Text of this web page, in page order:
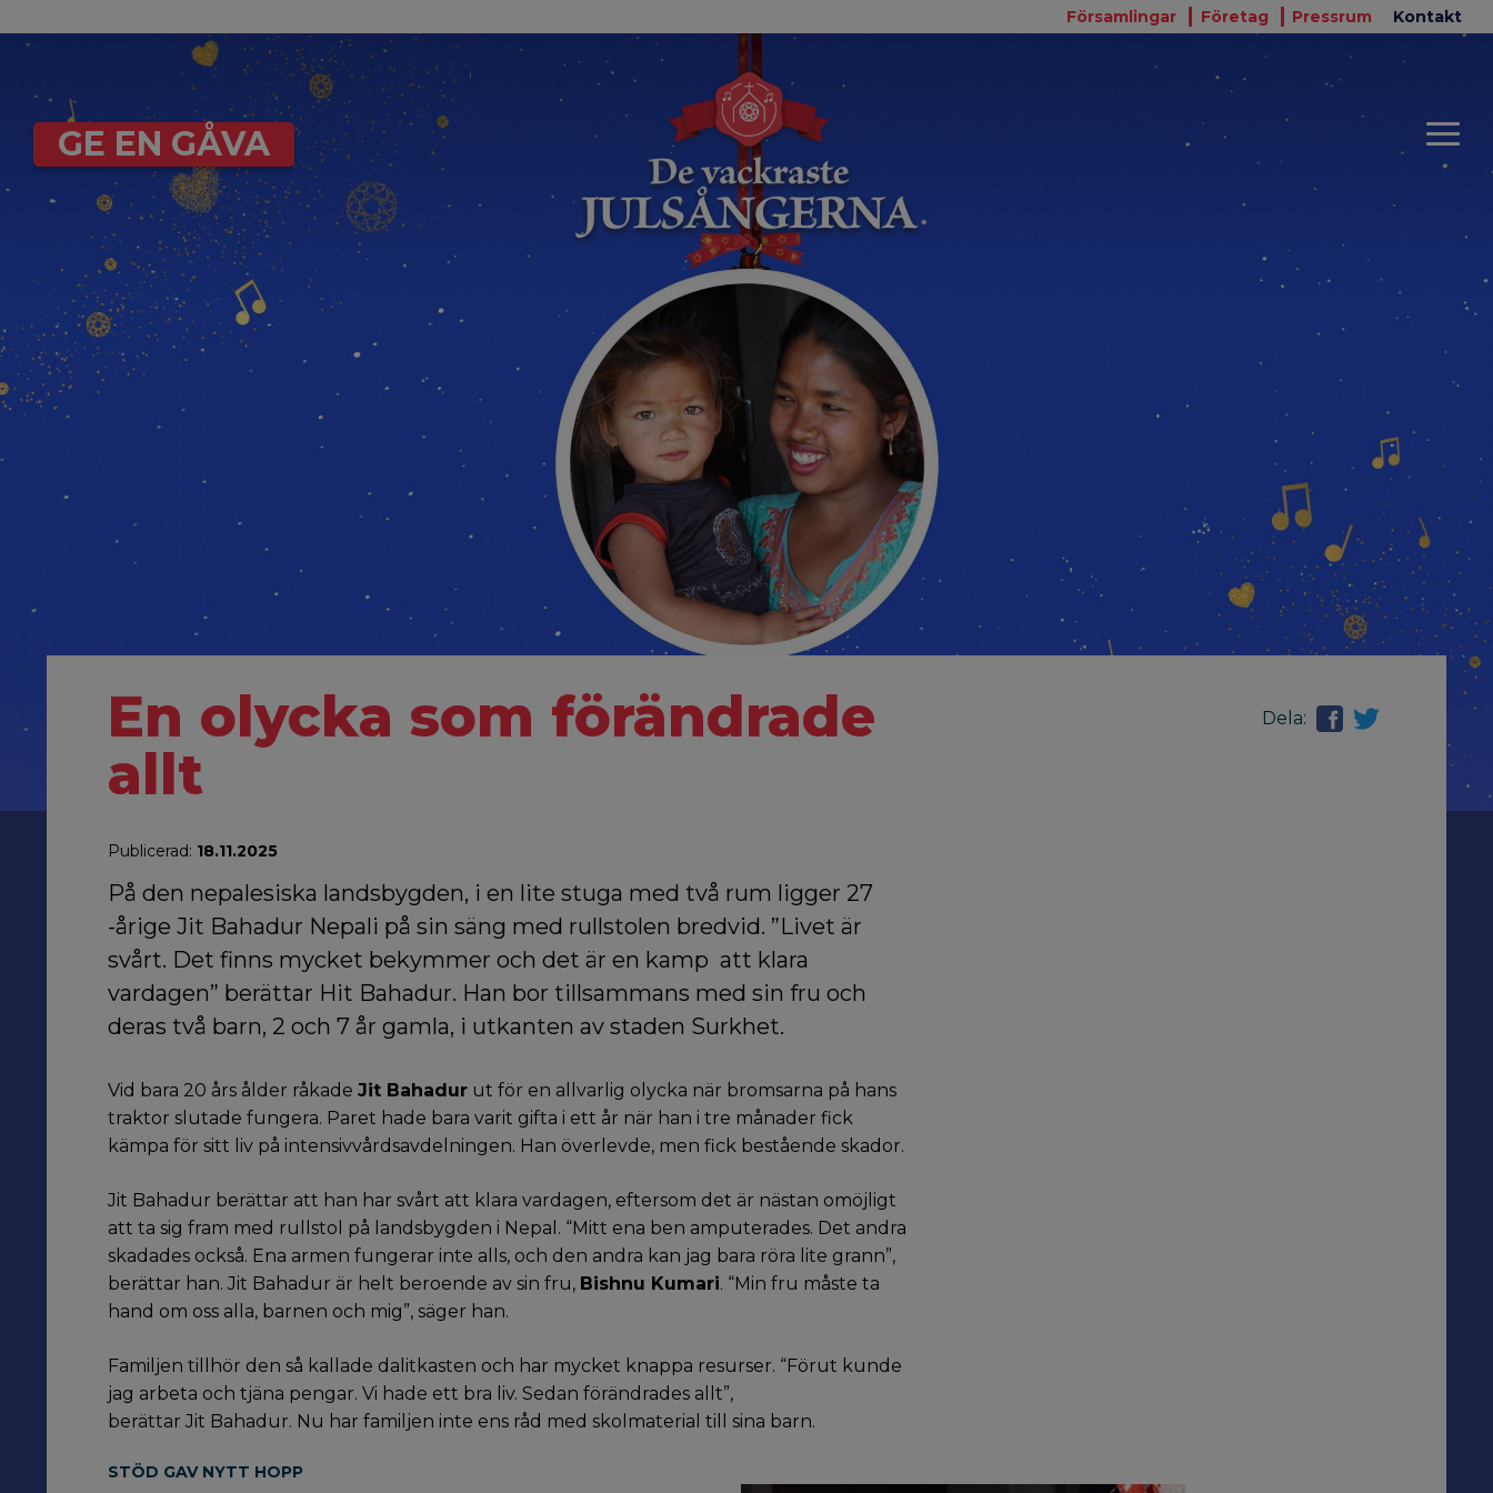
Församlingar Företag Pressrum Kontakt
GE EN GÅVA
En olycka som förändrade
allt
Publicerad: 18.11.2025
Dela:
På den nepalesiska landsbygden, i en lite stuga med två rum ligger 27
-årige Jit Bahadur Nepali på sin säng med rullstolen bredvid. ”Livet är
svårt. Det finns mycket bekymmer och det är en kamp att klara
vardagen” berättar Hit Bahadur. Han bor tillsammans med sin fru och
deras två barn, 2 och 7 år gamla, i utkanten av staden Surkhet.
Vid bara 20 års ålder råkade Jit Bahadur ut för en allvarlig olycka när bromsarna på hans
traktor slutade fungera. Paret hade bara varit gifta i ett år när han i tre månader fick
kämpa för sitt liv på intensivvårdsavdelningen. Han överlevde, men fick bestående skador.
Jit Bahadur berättar att han har svårt att klara vardagen, eftersom det är nästan omöjligt
att ta sig fram med rullstol på landsbygden i Nepal. “Mitt ena ben amputerades. Det andra
skadades också. Ena armen fungerar inte alls, och den andra kan jag bara röra lite grann”,
berättar han. Jit Bahadur är helt beroende av sin fru, Bishnu Kumari. “Min fru måste ta
hand om oss alla, barnen och mig”, säger han.
Familjen tillhör den så kallade dalit­kasten och har mycket knappa resurser. “Förut kunde
jag arbeta och tjäna pengar. Vi hade ett bra liv. Sedan förändrades allt”,
berättar Jit Bahadur. Nu har familjen inte ens råd med skolmaterial till sina barn.
STÖD GAV NYTT HOPP